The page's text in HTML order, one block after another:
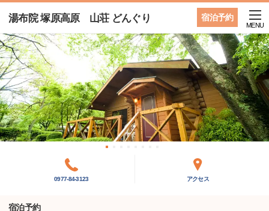
宿泊予約
湯布院 塚原高原 山荘 どんぐり
MENU
0977-84-3123 アクセス
宿泊予約